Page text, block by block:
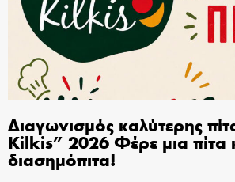
Διαγωνισμός καλύτερης
Kilkis” 2026 Φέρε μια πίτα
διασημόπιτα!